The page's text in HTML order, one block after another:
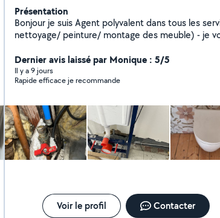
Présentation
Bonjour je suis Agent polyvalent dans tous les
nettoyage/ peinture/ montage des meuble) - je vous
et installateur sanitaire - des dépannage - des
installations - des interventions - des recherches de
fuite plus réparations
Dernier avis laissé par Monique : 5/5
Il y a 9 jours
Rapide efficace je recommande
Voir le profil Contacter